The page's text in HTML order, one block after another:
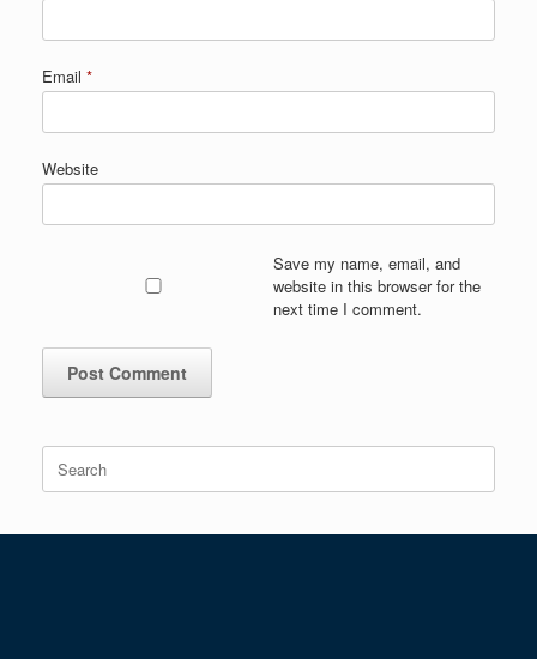
Email *
Website
Save my name, email, and
website in this browser for the
next time I comment.
Search
for: